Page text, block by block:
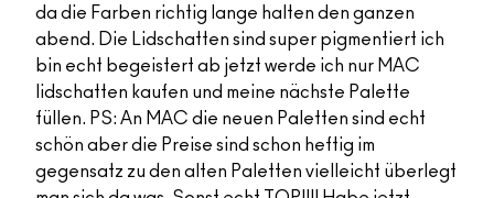
da die Farben richtig lange halten den ganzen
abend. Die Lidschatten sind super pigmentiert ich
bin echt begeistert ab jetzt werde ich nur MAC
lidschatten kaufen und meine nächste Palette
füllen. PS: An MAC die neuen Paletten sind echt
schön aber die Preise sind schon heftig im
gegensatz zu den alten Paletten vielleicht überlegt